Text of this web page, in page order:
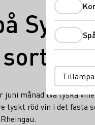
juni månad två tyska
tyskt röd vin i det fasta